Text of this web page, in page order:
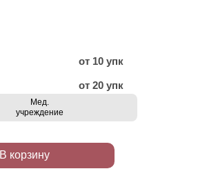
от 10 упк
от 20 упк
Мед.
учреждение
В корзину